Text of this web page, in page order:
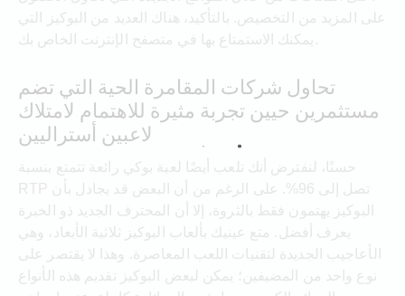
على المزيد من التخصيص. بالتأكيد، هناك العديد من البوكيز التي
يمكنك الاستمتاع بها في متصفح الإنترنت الخاص بك.
تحاول شركات المقامرة الحية التي تضم
مستثمرين حيين تجربة مثيرة للاهتمام لامتلاك
لاعبين أستراليين
حسنًا، لنفترض أنك تلعب أيضًا لعبة بوكي رائعة تتمتع بنسبة
RTP تصل إلى 96%. على الرغم من أن البعض قد يجادل بأن
البوكيز يهتمون فقط بالثروة، إلا أن المحترف الجديد ذو الخبرة
يعرف أفضل. متع عينيك بألعاب البوكيز ثلاثية الأبعاد، وهي
الأعاجيب الجديدة لتقنيات اللعب المعاصرة. وهذا لا يقتصر على
نوع واحد من المضيفين؛ يمكن لبعض البوكيز تقديم هذه الأنواع